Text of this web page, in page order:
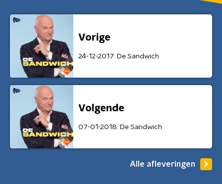
Vorige
24-12-2017: De Sandwich
Volgende
07-01-2018: De Sandwich
Alle afleveringen